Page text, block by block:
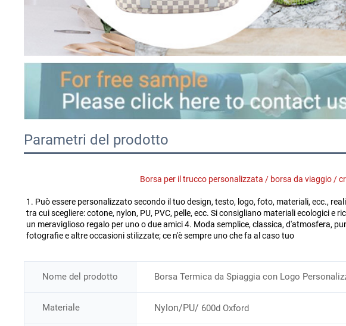
Parametri del prodotto
Borsa per il trucco personalizzata / borsa da viaggio /
1. Può essere personalizzato secondo il tuo design, testo, logo, foto, materiali, ecc.,
tra cui scegliere: cotone, nylon, PU, PVC, pelle, ecc. Si consigliano materiali ecologici
un meraviglioso regalo per uno o due amici 4. Moda semplice, classica, d'atmosfera,
fotografie e altre occasioni stilizzate; ce n'è sempre uno che fa al caso tuo
Nome del prodotto Borsa Termica da Spiaggia con Logo
Materiale Nylon/PU/ 600d Oxford